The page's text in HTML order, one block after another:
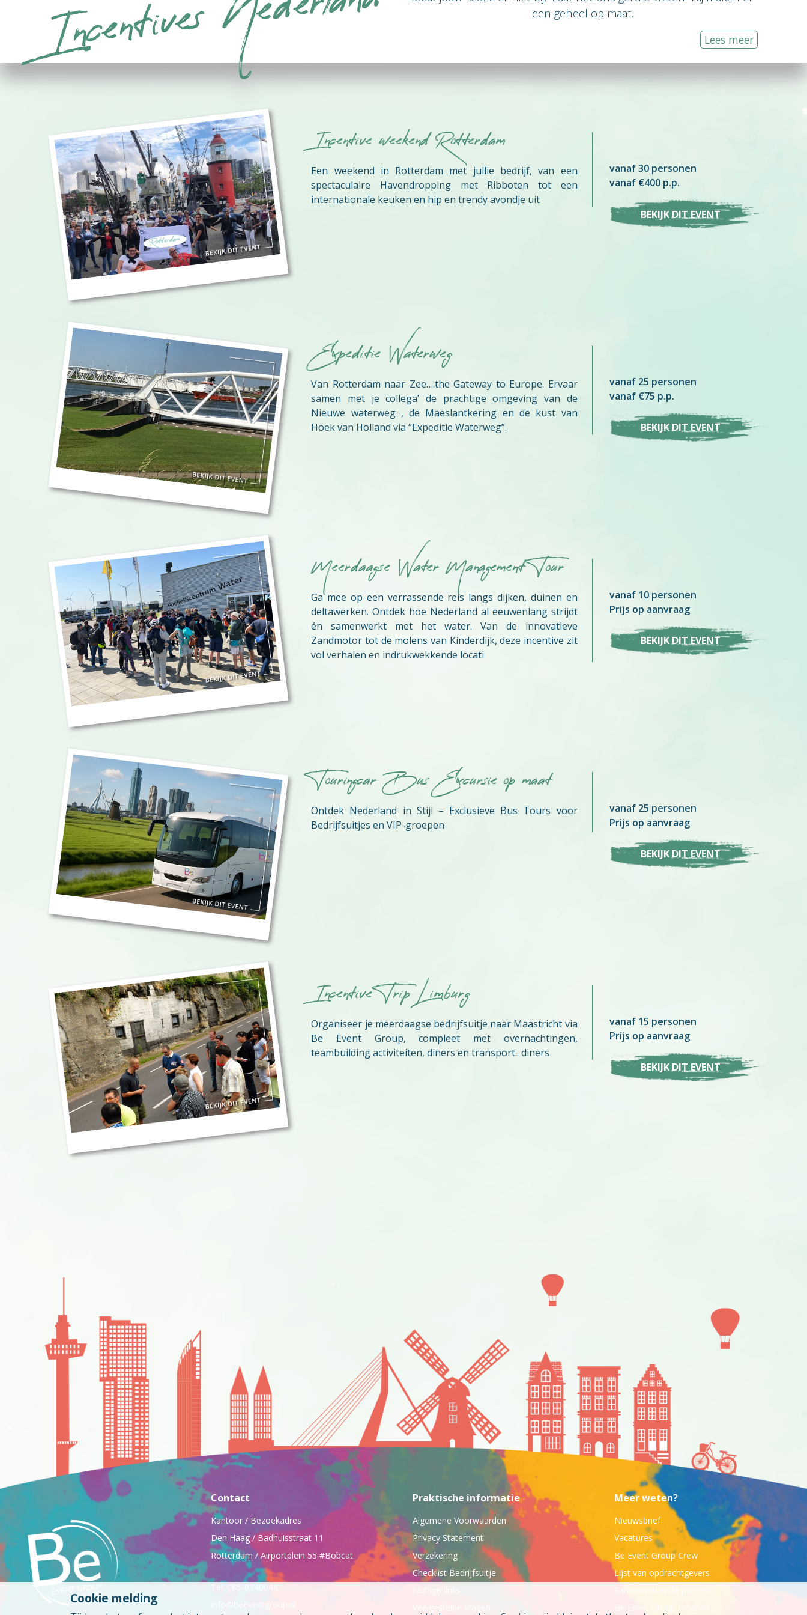
een geheel op maat.
Lees meer
Incentive weekend Rotterdam
Een weekend in Rotterdam met jullie bedrijf, van een
spectaculaire Havendropping met Ribboten tot een
internationale keuken en hip en trendy avondje uit
vanaf 30 personen
vanaf €400 p.p.
BEKIJK DIT EVENT
Expeditie Waterweg
Van Rotterdam naar Zee….the Gateway to Europe. Ervaar
samen met je collega’ de prachtige omgeving van de
Nieuwe waterweg , de Maeslantkering en de kust van
Hoek van Holland via “Expeditie Waterweg”.
vanaf 25 personen
vanaf €75 p.p.
BEKIJK DIT EVENT
Meerdaagse Water Management Tour
Ga mee op een verrassende reis langs dijken, duinen en
deltawerken. Ontdek hoe Nederland al eeuwenlang strijdt
én samenwerkt met het water. Van de innovatieve
Zandmotor tot de molens van Kinderdijk, deze incentive zit
vol verhalen en indrukwekkende locati
vanaf 10 personen
Prijs op aanvraag
BEKIJK DIT EVENT
Touringcar Bus Excursie op maat
Ontdek Nederland in Stijl – Exclusieve Bus Tours voor
Bedrijfsuitjes en VIP-groepen
vanaf 25 personen
Prijs op aanvraag
BEKIJK DIT EVENT
Incentive Trip Limburg
Organiseer je meerdaagse bedrijfsuitje naar Maastricht via
Be Event Group, compleet met overnachtingen,
teambuilding activiteiten, diners en transport.. diners
vanaf 15 personen
Prijs op aanvraag
BEKIJK DIT EVENT
Contact
Kantoor / Bezoekadres
Den Haag / Badhuisstraat 11
Rotterdam / Airportplein 55 #Bobcat
Praktische informatie
Algemene Voorwaarden
Privacy Statement
Verzekering
Checklist Bedrijfsuitje
Meer weten?
Nieuwsbrief
Vacatures
Be Event Group Crew
Lijst van opdrachtgevers
Samenwerkende partners
Be Event Group Reviews
Cookie melding